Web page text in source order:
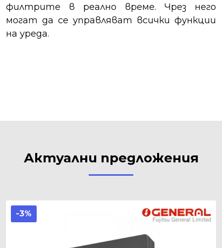
филтрите в реално време. Чрез него
могат да се управляват всички функции
на уреда.
Актуални предложения
-3%